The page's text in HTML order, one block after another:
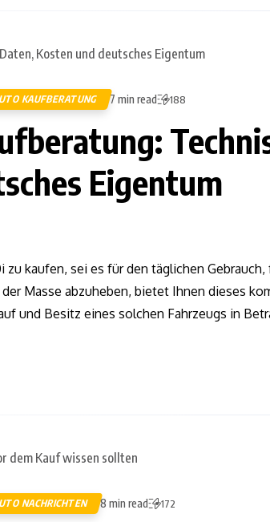
KAUFBERATUNG 7 min read 188
Eigentum
kaufen, sei es für den täglichen
Masse abzuheben, bietet Ihnen dieses
und Besitz eines solchen Fahrzeugs in
NACHRICHTEN 8 min read 172